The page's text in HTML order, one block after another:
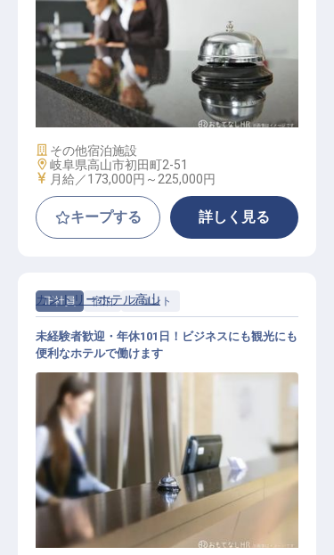
フロント
施設業態
その他宿泊施設
勤務地
岐阜県高山市初田町2-51
給与
月給／173,000円～ 225,000円
キープする 詳しく見る
正社員 宿泊 フロント
フロント / 正社員
カントリーホテル高山
未経験者歓迎・年休101日！ビジネスにも観光にも
便利なホテルで働けます